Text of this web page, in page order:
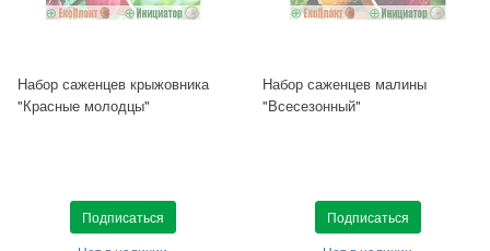
Набор саженцев крыжовника
"Красные молодцы"
Подписаться
Набор саженцев малины
"Всесезонный"
Подписаться